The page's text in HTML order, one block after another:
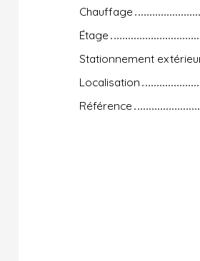
Chauffage
Étage
Stationnement
Localisation
Référence